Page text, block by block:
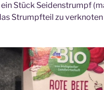
ein Stück Seidenstrumpf
Strumpfteil zu verknoten